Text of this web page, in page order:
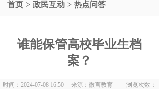
首页 > 政民互动 > 热点问答
谁能保管高校毕业生档
案？
时间：2024-07-08 16:50 来源：微言教育 浏览次数：